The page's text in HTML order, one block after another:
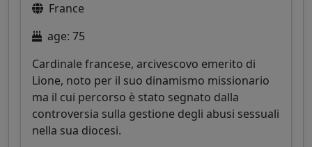
France
age: 75
Cardinale francese, arcivescovo emerito di
Lione, noto per il suo dinamismo missionario
ma il cui percorso è stato segnato dalla
controversia sulla gestione degli abusi sessuali
nella sua diocesi.